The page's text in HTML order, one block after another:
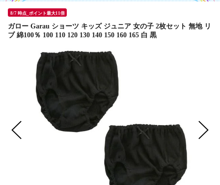
8/7 時点_ポイント最大11倍
ガロー Garau ショーツ キッズ ジュニア 女の子 2枚セット 無地 リ
ブ 綿100％ 100 110 120 130 140 150 160 165 白 黒